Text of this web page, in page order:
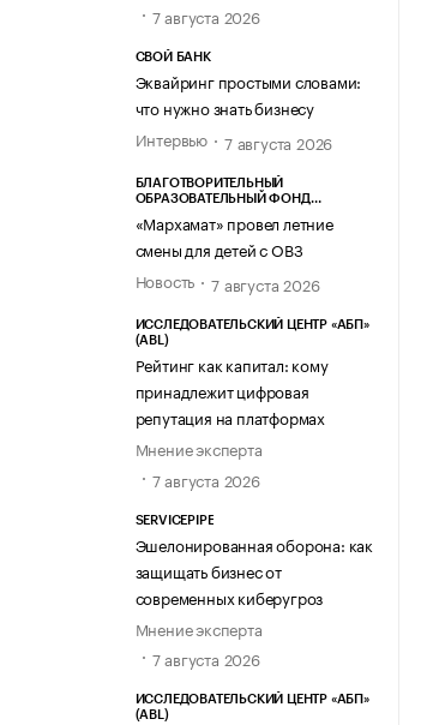
7 августа 2026
СВОЙ БАНК
Эквайринг простыми словами:
что нужно знать бизнесу
Интервью
7 августа 2026
БЛАГОТВОРИТЕЛЬНЫЙ
ОБРАЗОВАТЕЛЬНЫЙ ФОНД
«Мархамат» провел летние
смены для детей с ОВЗ
Новость
7 августа 2026
ИССЛЕДОВАТЕЛЬСКИЙ ЦЕНТР «АБП»
(ABL)
Рейтинг как капитал: кому
принадлежит цифровая
репутация на платформах
Мнение эксперта
7 августа 2026
SERVICEPIPE
Эшелонированная оборона: как
защищать бизнес от
современных киберугроз
Мнение эксперта
7 августа 2026
ИССЛЕДОВАТЕЛЬСКИЙ ЦЕНТР «АБП»
(ABL)